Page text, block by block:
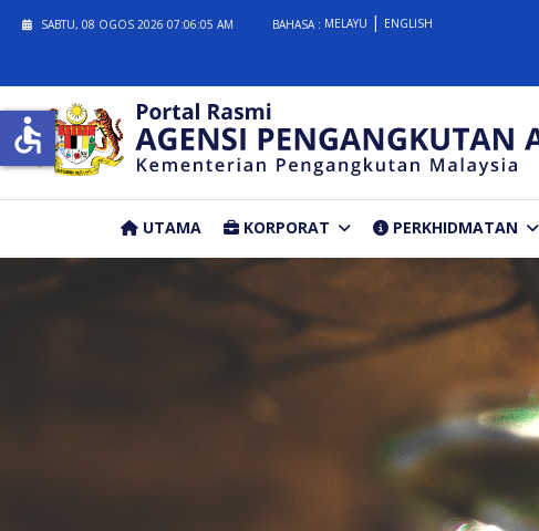
SABTU, 08 OGOS 2026 07:06:05 AM BAHASA : MELAYU ENGLISH
UTAMA KORPORAT PERKHIDMATAN
accessible